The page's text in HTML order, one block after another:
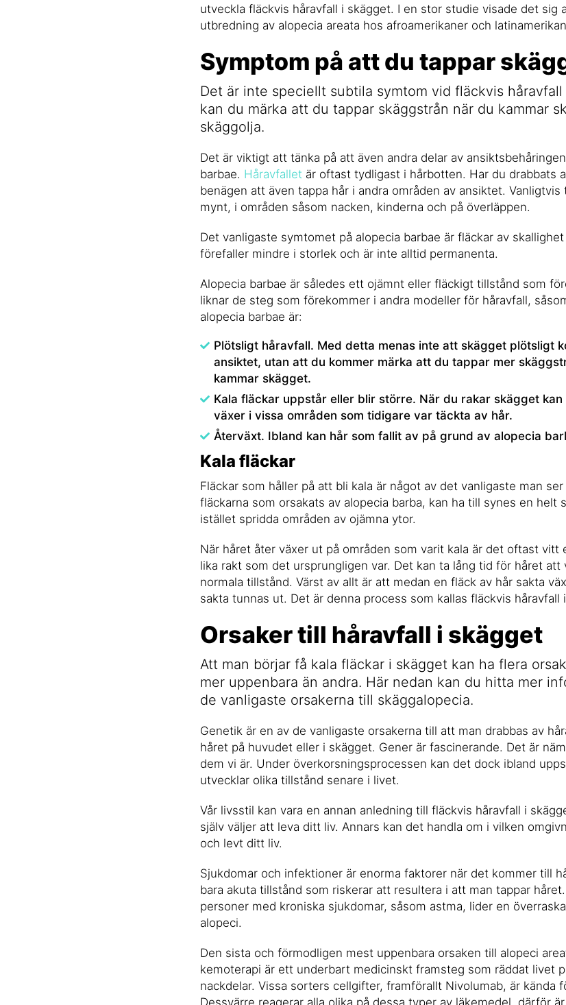
utveckla fläckvis håravfall i skägget. I en stor studie visade det sig
utbredning av alopecia areata hos afroamerikaner och
Symptom på att du tappar
Det är inte speciellt subtila symtom vid fläckvis
kan du märka att du tappar skäggstrån när du kammar
skäggolja.
Det är viktigt att tänka på att även andra delar av
barbae. Håravfallet är oftast tydligast i hårbotten. Har du drabbats
benägen att även tappa hår i andra områden av ansiktet.
mynt, i områden såsom nacken, kinderna och på överläppen.
Det vanligaste symtomet på alopecia barbae är fläckar av
förefaller mindre i storlek och är inte alltid permanenta.
Alopecia barbae är således ett ojämnt eller fläckigt tillstånd som
liknar de steg som förekommer i andra modeller för håravfall,
alopecia barbae är:
Plötsligt håravfall. Med detta menas inte att skägget plötsligt
ansiktet, utan att du kommer märka att du tappar mer
kammar skägget.
Kala fläckar uppstår eller blir större. När du rakar skägget
växer i vissa områden som tidigare var täckta av hår.
Återväxt. Ibland kan hår som fallit av på grund av alopecia
Kala fläckar
Fläckar som håller på att bli kala är något av det vanligaste man
fläckarna som orsakats av alopecia barba, kan ha till synes en helt
istället spridda områden av ojämna ytor.
När håret åter växer ut på områden som varit kala är det oftast vitt
lika rakt som det ursprungligen var. Det kan ta lång tid för håret
normala tillstånd. Värst av allt är att medan en fläck av hår sakta
sakta tunnas ut. Det är denna process som kallas fläckvis håravfall
Orsaker till håravfall i skägget
Att man börjar få kala fläckar i skägget kan ha flera
mer uppenbara än andra. Här nedan kan du hitta mer
de vanligaste orsakerna till skäggalopecia.
Genetik är en av de vanligaste orsakerna till att man drabbas av
håret på huvudet eller i skägget. Gener är fascinerande. Det är
dem vi är. Under överkorsningsprocessen kan det dock ibland
utvecklar olika tillstånd senare i livet.
Vår livsstil kan vara en annan anledning till fläckvis håravfall i
själv väljer att leva ditt liv. Annars kan det handla om i vilken
och levt ditt liv.
Sjukdomar och infektioner är enorma faktorer när det kommer till
bara akuta tillstånd som riskerar att resultera i att man tappar
personer med kroniska sjukdomar, såsom astma, lider en
alopeci.
Den sista och förmodligen mest uppenbara orsaken till alopeci
kemoterapi är ett underbart medicinskt framsteg som räddat livet
nackdelar. Vissa sorters cellgifter, framförallt Nivolumab, är kända
Dessvärre reagerar alla olika på dessa typer av läkemedel, därför